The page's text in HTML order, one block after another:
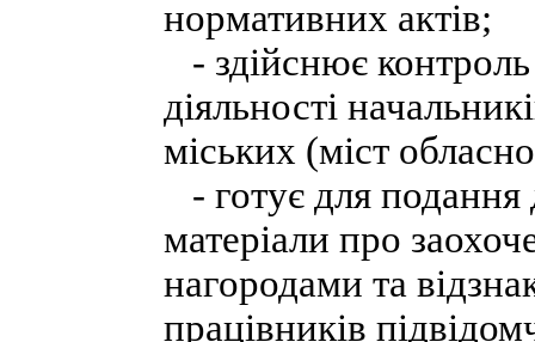
нормативних актів;
- здійснює
діяльності
міських (міст
- готує для подання
матеріали про
нагородами та
працівників